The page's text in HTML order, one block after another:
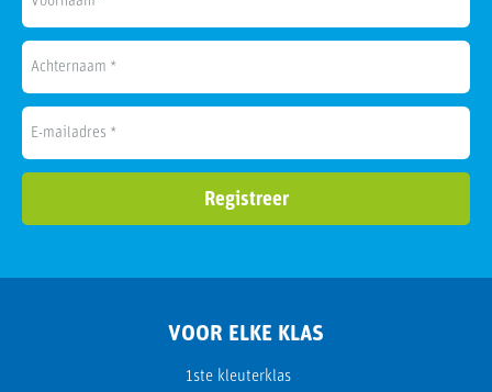
VOOR ELKE KLAS
1ste kleuterklas